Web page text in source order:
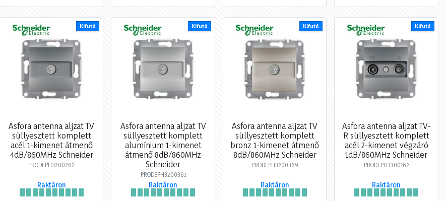
Kifutó
Asfora antenna aljzat TV
süllyesztett komplett
acél 1-kimenet átmenő
4dB/860MHz Schneider
PRODEPH3200262
Raktáron
Kifutó
Asfora antenna aljzat TV
süllyesztett komplett
alumínium 1-kimenet
átmenő 8dB/860MHz
Schneider
PRODEPH3200361
Raktáron
Kifutó
Asfora antenna aljzat TV
süllyesztett komplett
bronz 1-kimenet átmenő
8dB/860MHz Schneider
PRODEPH3200369
Raktáron
Kifutó
Asfora antenna aljzat TV-
R süllyesztett komplett
acél 2-kimenet végzáró
1dB/860MHz Schneider
PRODEPH3300162
Raktáron